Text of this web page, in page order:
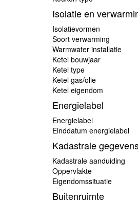
Isolatie en
Isolatievormen
Soort verwarming
Warmwater installatie
Ketel bouwjaar
Ketel type
Ketel gas/olie
Ketel eigendom
Energielabel
Energielabel
Einddatum energielabel
Kadastrale
Kadastrale aanduiding
Oppervlakte
Eigendomssituatie
Buitenruimte